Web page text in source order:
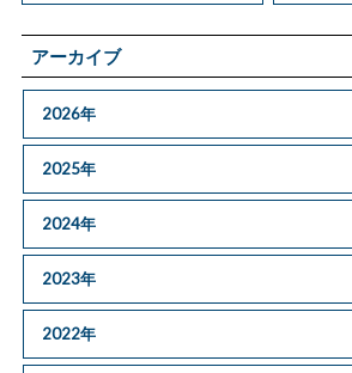
アーカイブ
2026年
2025年
2024年
2023年
2022年